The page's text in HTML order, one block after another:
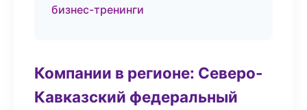
бизнес-тренинги
Компании в регионе: Северо-
Кавказский федеральный